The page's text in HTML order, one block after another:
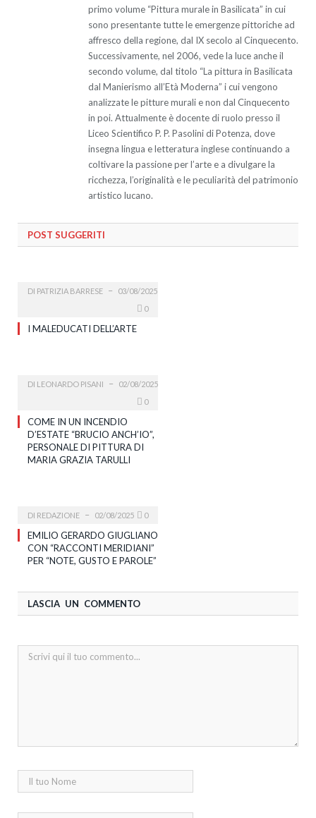
primo volume “Pittura murale in Basilicata” in cui
sono presentante tutte le emergenze pittoriche ad
affresco della regione, dal IX secolo al Cinquecento.
Successivamente, nel 2006, vede la luce anche il
secondo volume, dal titolo “La pittura in Basilicata
dal Manierismo all’Età Moderna” i cui vengono
analizzate le pitture murali e non dal Cinquecento
in poi. Attualmente è docente di ruolo presso il
Liceo Scientifico P. P. Pasolini di Potenza, dove
insegna lingua e letteratura inglese continuando a
coltivare la passione per l’arte e a divulgare la
ricchezza, l’originalità e le peculiarità del patrimonio
artistico lucano.
POST SUGGERITI
DI PATRIZIA BARRESE
03/08/2025
0
I MALEDUCATI DELL’ARTE
DI LEONARDO PISANI
02/08/2025
0
COME IN UN INCENDIO
D’ESTATE “BRUCIO ANCH’IO”,
PERSONALE DI PITTURA DI
MARIA GRAZIA TARULLI
DI REDAZIONE 02/08/2025 0
EMILIO GERARDO GIUGLIANO
CON “RACCONTI MERIDIANI”
PER “NOTE, GUSTO E PAROLE”
LASCIA UN COMMENTO